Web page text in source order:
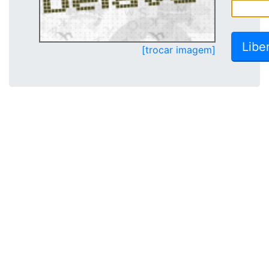
[trocar imagem]